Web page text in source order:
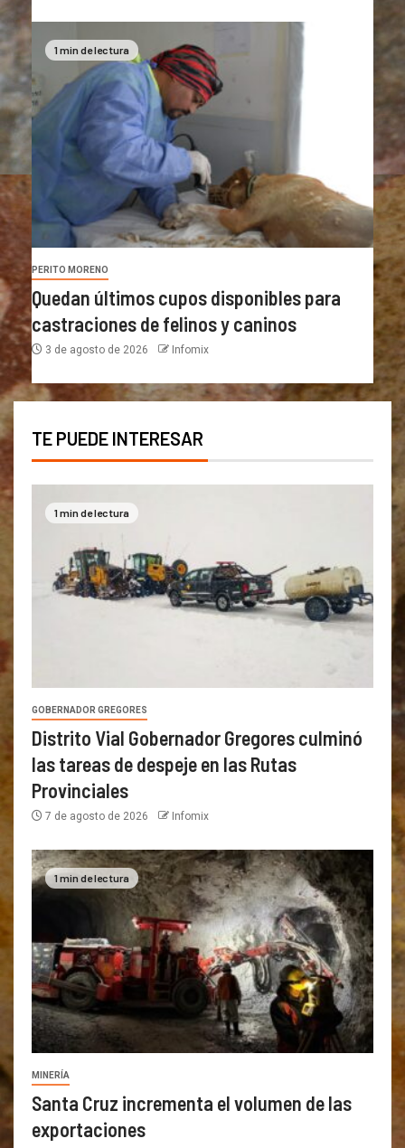
1 min de lectura
PERITO MORENO
Quedan últimos cupos disponibles para
castraciones de felinos y caninos
3 de agosto de 2026 Infomix
TE PUEDE INTERESAR
1 min de lectura
GOBERNADOR GREGORES
Distrito Vial Gobernador Gregores culminó
las tareas de despeje en las Rutas
Provinciales
7 de agosto de 2026 Infomix
1 min de lectura
MINERÍA
Santa Cruz incrementa el volumen de las
exportaciones